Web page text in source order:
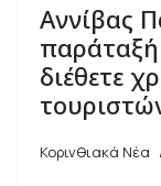
Αννίβας
παράταξή
διέθετε
Κορινθιακά Νέα